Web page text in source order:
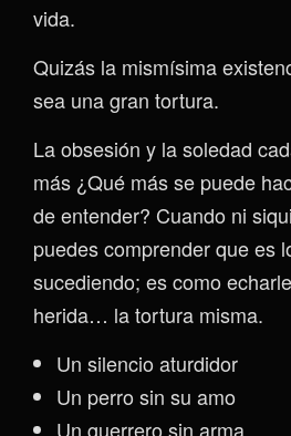
vida.
Quizás la mismísima
sea una gran tortura.
La obsesión y la soledad
más ¿Qué más se puede
de entender? Cuando ni
puedes comprender que es
sucediendo; es como
herida… la tortura misma.
Un silencio aturdidor
Un perro sin su amo
Un guerrero sin arma